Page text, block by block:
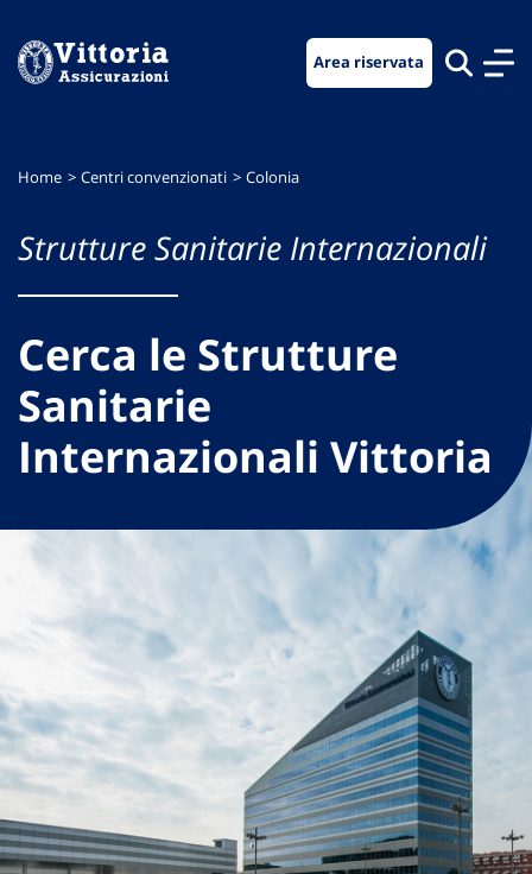
menu
contenuto
footer
Area riservata
Home Centri convenzionati Colonia
Strutture Sanitarie Internazionali
Cerca le Strutture
Sanitarie
Internazionali Vittoria